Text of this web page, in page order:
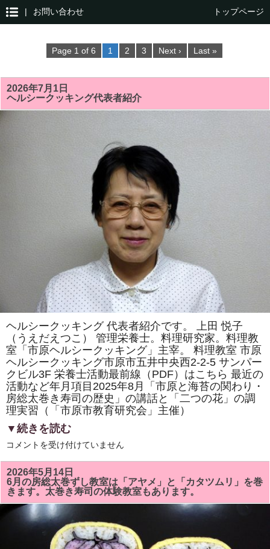
| お問い合わせ トップページ
Page 1 of 6 1 2 3 Next › Last »
2026年7月1日
ヘルシークッキング代表者紹介
ヘルシークッキング 代表者紹介です。 上田 悦子
（うえだえつこ） 管理栄養士。料理研究家。料理教
室「市原ヘルシークッキング」主宰。 料理教室 市原
ヘルシークッキング市原市五井中央西2-2-5 サンパー
クビル3F 栄養士活動最前線（PDF）はこちら 最近の
活動など年月項目2025年8月「市原と海苔の関わり・
房総太巻き寿司の歴史」の講話と「二つの花」の調
理実習（「市原市教育研究会」主催）
▼続きを読む
ヘ
シ
ー
ク
ッ
キ
ン
グ
コメントを受け付けていません
2026年5月14日
6月の房総太巻ずし教室は「アヤメ」と「カタツムリ」を巻
きます。太巻き寿司の体験教室もあります。